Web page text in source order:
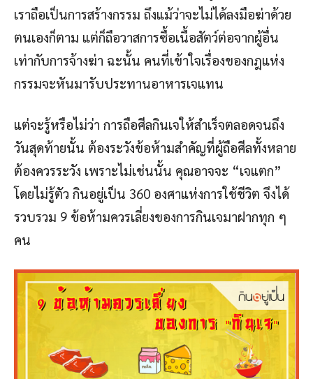
เราถือเป็นการสร้างกรรม ถึงแม้ว่าจะไม่ได้ลงมือฆ่าด้วย
ตนเองก็ตาม แต่ก็ถือวาสการซื้อเนื้อสัตว์ต่อจากผู้อื่น
เท่ากับการจ้างฆ่า ฉะนั้น คนที่เข้าใจเรื่องของกฎแห่ง
กรรมจะหันมารับประทานอาหารเจแทน
แต่จะรู้หรือไม่ว่า การถือศีลกินเจให้สำเร็จตลอดจนถึง
วันสุดท้ายนั้น ต้องระวังข้อห้ามสำคัญที่ผู้ถือศีลทั้งหลาย
ต้องควรระวัง เพราะไม่เช่นนั้น คุณอาจจะ “เจแตก”
โดยไม่รู้ตัว กินอยู่เป็น 360 องศาแห่งการใช้ชีวิต จึงได้
รวบรวม 9 ข้อห้ามควรเลี่ยงของการกินเจมาฝากทุก ๆ
คน